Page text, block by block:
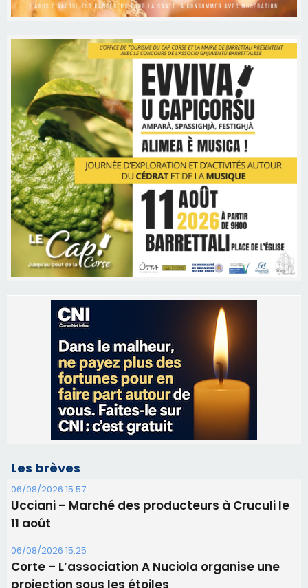
Les brèves
06/08/2026 15:57
Ucciani – Marché des producteurs à Cruculi le
06/08/2026 15:25
Corte – L’association A Nuciola organise une
06/08/2026 15:04
Alata - Soirée Tango Argentin au stade de San
Benedetto
05/08/2026 09:53
Biguglia : messe de la Sainte-Marie et
procession le 14 août